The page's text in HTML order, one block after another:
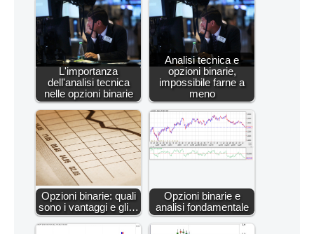
L'importanza
dell'analisi tecnica
nelle opzioni binarie
Analisi tecnica e
opzioni binarie,
impossibile farne a
meno
Opzioni binarie: quali
sono i vantaggi e gli…
Opzioni binarie e
analisi fondamentale